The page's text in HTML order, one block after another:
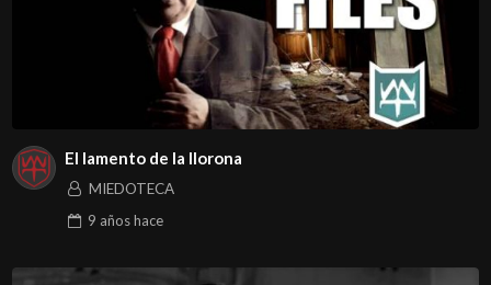
El lamento de la llorona
MIEDOTECA
9 añoshace